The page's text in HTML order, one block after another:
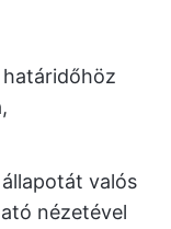
valós
nézetével